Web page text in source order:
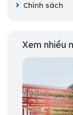
Chính sách
Xem nhiều